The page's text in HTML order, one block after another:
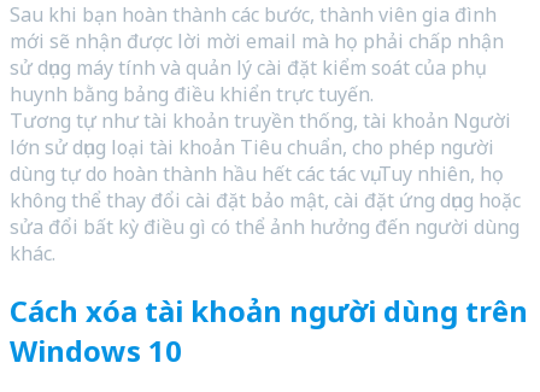
Sau khi bạn hoàn thành các bước, thành viên gia đình
mới sẽ nhận được lời mời email mà họ phải chấp nhận
sử dụng máy tính và quản lý cài đặt kiểm soát của phụ
huynh bằng bảng điều khiển trực tuyến.
Tương tự như tài khoản truyền thống, tài khoản Người
lớn sử dụng loại tài khoản Tiêu chuẩn, cho phép người
dùng tự do hoàn thành hầu hết các tác vụ. Tuy nhiên, họ
không thể thay đổi cài đặt bảo mật, cài đặt ứng dụng hoặc
sửa đổi bất kỳ điều gì có thể ảnh hưởng đến người dùng
khác.
Cách xóa tài khoản người dùng trên
Windows 10